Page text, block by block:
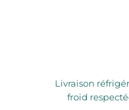
Livraison
froid